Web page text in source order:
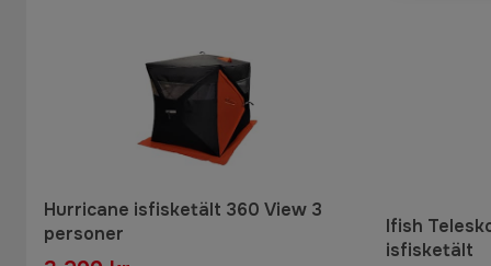
Hurricane isfisketält 360 View 3
personer
Ifish
isfisketält